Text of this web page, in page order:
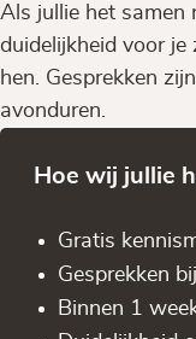
Als jullie het samen
duidelijkheid voor je
hen. Gesprekken
avonduren.
Hoe wij jullie
Gratis
Gesprekken
Binnen 1